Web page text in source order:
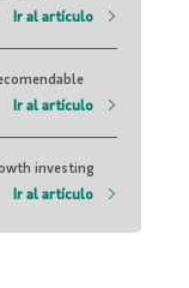
Ir al artículo
Ir al artículo
investing
Ir al artículo